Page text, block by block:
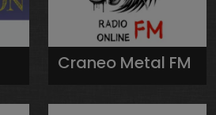
Craneo Metal FM